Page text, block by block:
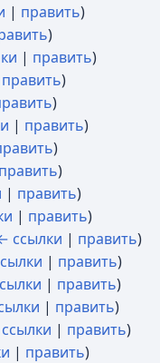
| править)
)
| править)
править)
)
| править)
)
править)
| править)
| править)
ссылки | править)
| править)
| править)
| править)
| править)
| править)